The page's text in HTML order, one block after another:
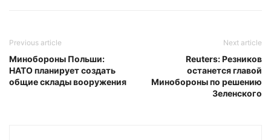
Previous article
Минобороны Польши:
НАТО планирует создать
общие склады вооружения
Next article
Reuters: Резников
останется главой
Минобороны по решению
Зеленского